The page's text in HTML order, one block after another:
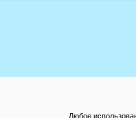
Любое